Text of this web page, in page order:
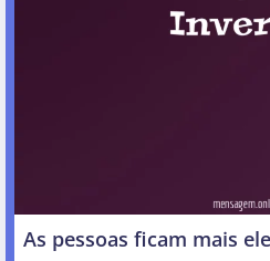
As pessoas ficam mais